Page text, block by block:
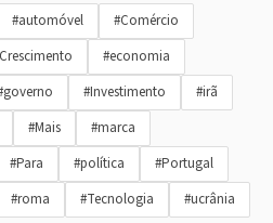
#automóvel
#Comércio
#economia
#Investimento
#irã
#Mais
#marca
#Para #política
#Portugal
#roma #Tecnologia #ucrânia